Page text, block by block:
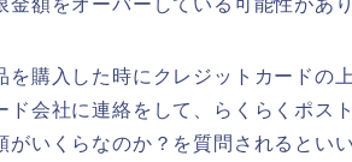
額をオーバーしている可能性があり
購入した時にクレジットカードの
会社に連絡をして、らくらくポス
いくらなのか？を質問されるとい